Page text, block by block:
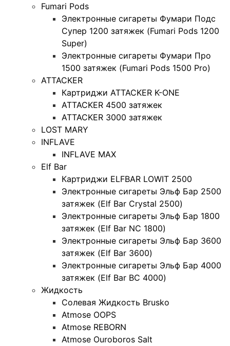
Fumari Pods
Электронные сигареты Фумари Подс
Супер 1200 затяжек (Fumari Pods 1200
Super)
Электронные сигареты Фумари Про
1500 затяжек (Fumari Pods 1500 Pro)
ATTACKER
Картриджи ATTACKER K-ONE
ATTACKER 4500 затяжек
ATTACKER 3000 затяжек
LOST MARY
INFLAVE
INFLAVE MAX
Elf Bar
Картриджи ELFBAR LOWIT 2500
Электронные сигареты Эльф Бар 2500
затяжек (Elf Bar Crystal 2500)
Электронные сигареты Эльф Бар 1800
затяжек (Elf Bar NC 1800)
Электронные сигареты Эльф Бар 3600
затяжек (Elf Bar 3600)
Электронные сигареты Эльф Бар 4000
затяжек (Elf Bar BC 4000)
Жидкость
Солевая Жидкость Brusko
Atmose OOPS
Atmose REBORN
Atmose Ouroboros Salt